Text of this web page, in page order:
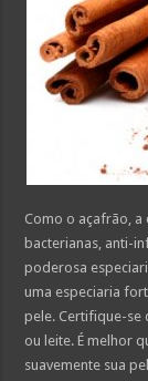
Como o açafrão,
bacterianas, anti-
poderosa
uma especiaria
pele. Certifique-se
ou leite. É melhor
suavemente sua